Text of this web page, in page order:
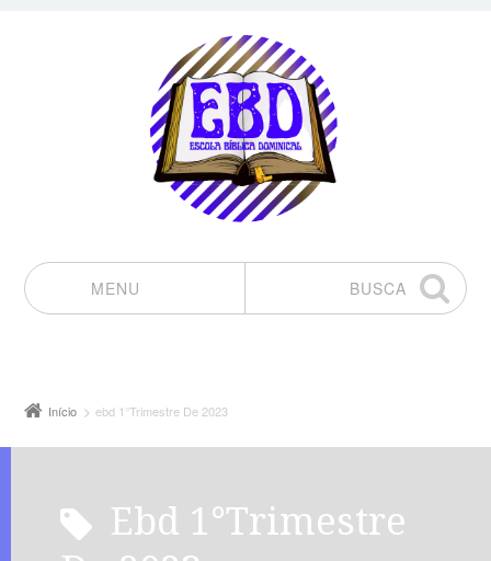
MENU
BUSCA
Início ebd 1°Trimestre De 2023
ebd 1°Trimestre